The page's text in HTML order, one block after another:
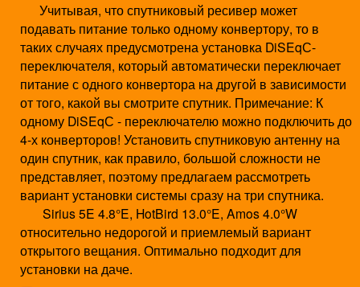
Учитывая, что спутниковый ресивер может
подавать питание только одному конвертору, то в
таких случаях предусмотрена установка DiSEqС-
переключателя, который автоматически переключает
питание с одного конвертора на другой в зависимости
от того, какой вы смотрите спутник. Примечание: К
одному DiSEqС - переключателю можно подключить до
4-х конверторов! Установить спутниковую антенну на
один спутник, как правило, большой сложности не
представляет, поэтому предлагаем рассмотреть
вариант установки системы сразу на три спутника.
Sirius 5E 4.8°E, HotBird 13.0°E, Amos 4.0°W
относительно недорогой и приемлемый вариант
открытого вещания. Оптимально подходит для
установки на даче.